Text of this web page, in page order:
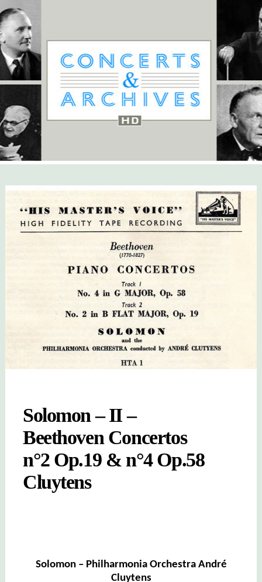
Solomon – II –
Beethoven Concertos
n°2 Op.19 & n°4 Op.58
Cluytens
Solomon – Philharmonia Orchestra André
Cluytens